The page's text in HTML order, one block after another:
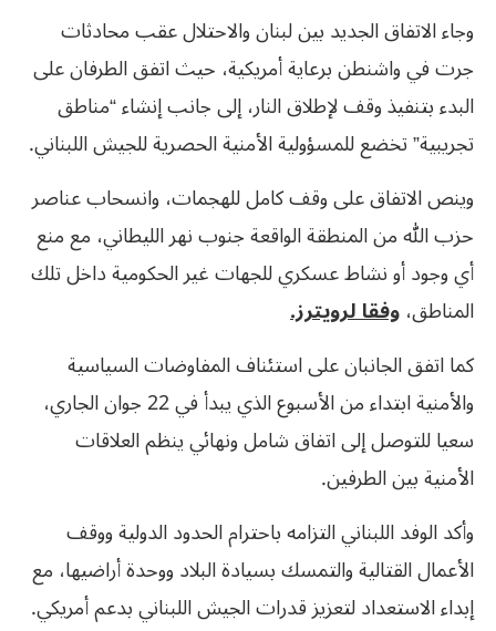
وجاء الاتفاق الجديد بين لبنان والاحتلال عقب محادثات
جرت في واشنطن برعاية أمريكية، حيث اتفق الطرفان على
البدء بتنفيذ وقف لإطلاق النار، إلى جانب إنشاء “مناطق
تجريبية” تخضع للمسؤولية الأمنية الحصرية للجيش اللبناني.
وينص الاتفاق على وقف كامل للهجمات، وانسحاب عناصر
حزب الله من المنطقة الواقعة جنوب نهر الليطاني، مع منع
أي وجود أو نشاط عسكري للجهات غير الحكومية داخل تلك
المناطق،وفقا لرويترز.
كما اتفق الجانبان على استئناف المفاوضات السياسية
والأمنية ابتداء من الأسبوع الذي يبدأ في 22 جوان الجاري،
سعيا للتوصل إلى اتفاق شامل ونهائي ينظم العلاقات
الأمنية بين الطرفين.
وأكد الوفد اللبناني التزامه باحترام الحدود الدولية ووقف
الأعمال القتالية والتمسك بسيادة البلاد ووحدة أراضيها، مع
إبداء الاستعداد لتعزيز قدرات الجيش اللبناني بدعم أمريكي.